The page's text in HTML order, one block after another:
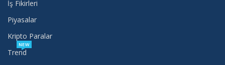
İş Fikirleri
Piyasalar
Kripto Paralar
Trend
NEW